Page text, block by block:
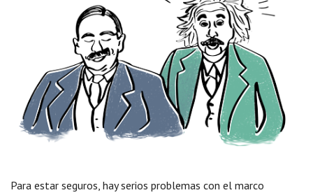
Para estar seguros, hay serios problemas con el marco